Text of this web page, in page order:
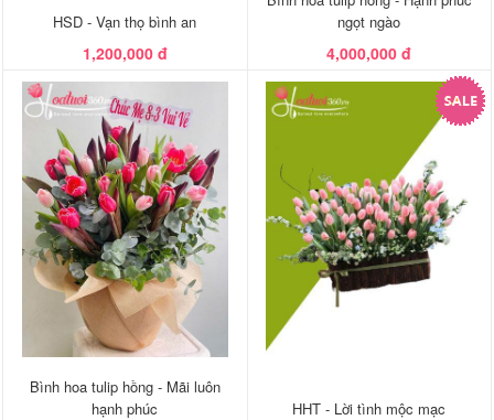
HSD - Vạn thọ bình an
1,200,000 đ
ngọt ngào
4,000,000 đ
Bình hoa tulip hồng - Mãi luôn
hạnh phúc
HHT - Lời tình mộc mạc